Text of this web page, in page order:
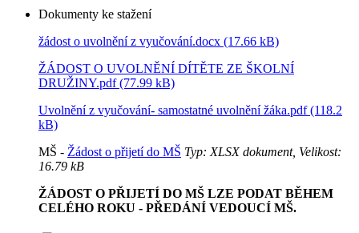
Dokumenty ke stažení
žádost o uvolnění z vyučování.docx (17.66 kB)
ŽÁDOST O UVOLNĚNÍ DÍTĚTE ZE ŠKOLNÍ
DRUŽINY.pdf (77.99 kB)
Uvolnění z vyučování- samostatné uvolnění žáka.pdf (118.2
kB)
MŠ - Žádost o přijetí do MŠ Typ: XLSX dokument, Velikost:
16.79 kB
ŽÁDOST O PŘIJETÍ DO MŠ LZE PODAT BĚHEM
CELÉHO ROKU - PŘEDÁNÍ VEDOUCÍ MŠ.